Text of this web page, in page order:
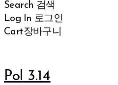
Search 검색
Log In 로그인
Cart장바구니
Pol 3.14